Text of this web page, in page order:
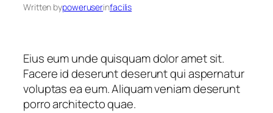
Written bypoweruserinfacilis
Eius eum unde quisquam dolor amet sit.
Facere id deserunt deserunt qui aspernatur
voluptas ea eum. Aliquam veniam deserunt
porro architecto quae.